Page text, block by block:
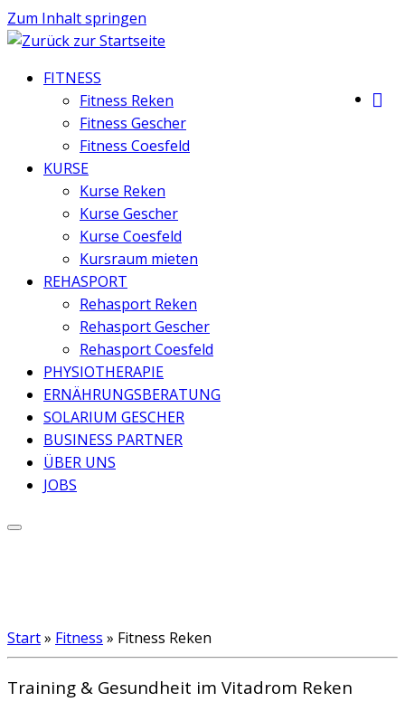
Zum Inhalt springen
FITNESS
Fitness Reken
Fitness Gescher
Fitness Coesfeld
KURSE
Kurse Reken
Kurse Gescher
Kurse Coesfeld
Kursraum mieten
REHASPORT
Rehasport Reken
Rehasport Gescher
Rehasport Coesfeld
PHYSIOTHERAPIE
ERNÄHRUNGSBERATUNG
SOLARIUM GESCHER
BUSINESS PARTNER
ÜBER UNS
JOBS
Start» Fitness » Fitness Reken
Training & Gesundheit im Vitadrom Reken